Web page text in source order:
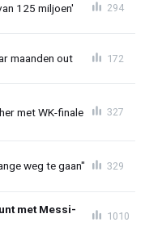
125 miljoen' 294
maanden out 172
met WK-finale 327
weg te gaan" 329
met Messi-
1010